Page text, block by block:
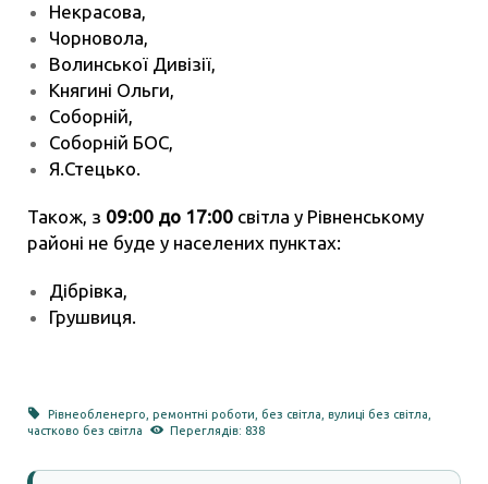
Некрасова,
Чорновола,
Волинської Дивізії,
Княгині Ольги,
Соборній,
Соборній БОС,
Я.Стецько.
Також, з 09:00 до 17:00 світла у Рівненському
районі не буде у населених пунктах:
Дібрівка,
Грушвиця.
Рівнеобленерго ,ремонтні роботи ,без світла ,вулиці без світла
частково без світла
Переглядів: 838